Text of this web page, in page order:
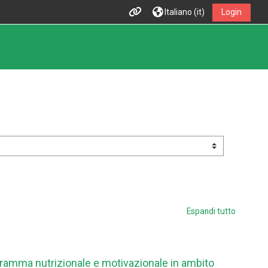
Italiano ‎(it)‎ Login
Espandi tutto
nutrizionale e motivazionale in ambito